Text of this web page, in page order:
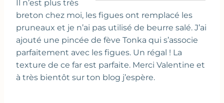
Il n’est plus très
breton chez moi, les figues ont remplacé les
pruneaux et je n’ai pas utilisé de beurre salé. J’ai
ajouté une pincée de fève Tonka qui s’associe
parfaitement avec les figues. Un régal ! La
texture de ce far est parfaite. Merci Valentine et
à très bientôt sur ton blog j’espère.